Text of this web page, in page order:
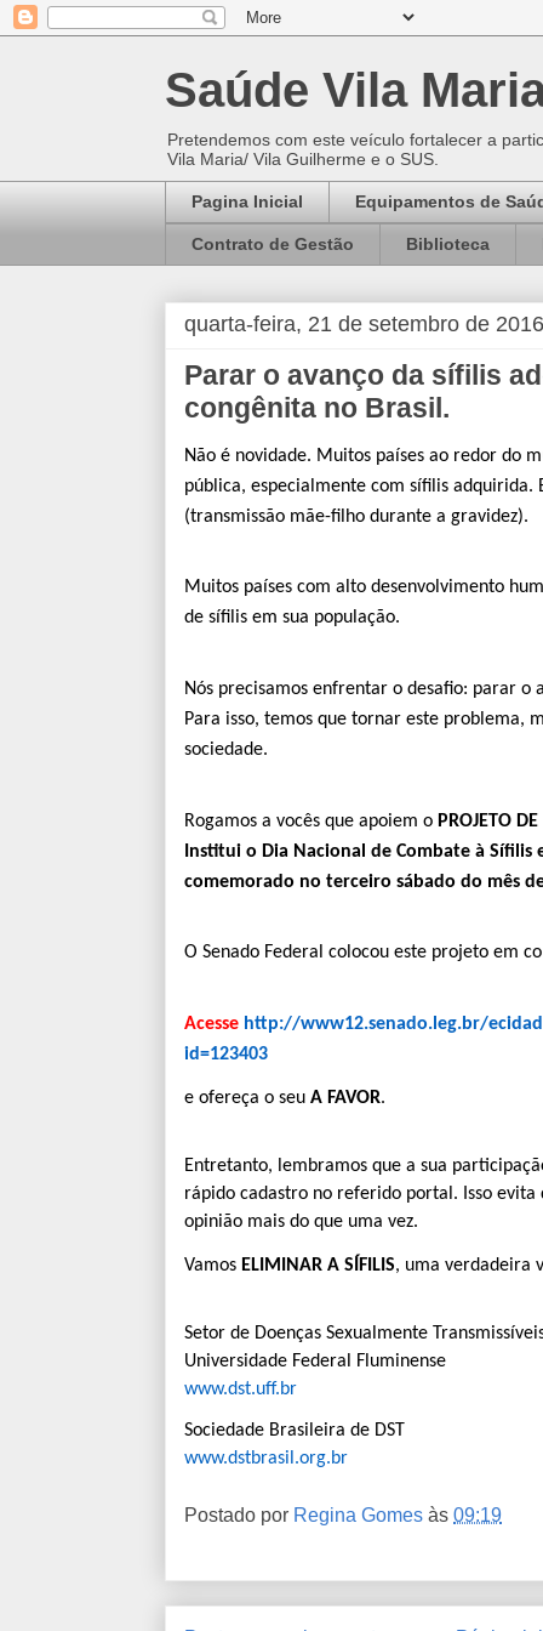
Saúde Vila
Pretendemos com este veículo fortalecer a
Vila Maria/ Vila Guilherme e o SUS.
Pagina Inicial Equipamentos de
Contrato de Gestão Biblioteca
quarta-feira, 21 de setembro de 2016
Parar o avanço da sífilis
congênita no Brasil.
Não é novidade. Muitos países ao redor do
pública, especialmente com sífilis adquirida.
(transmissão mãe-filho durante a gravidez).
Muitos países com alto desenvolvimento
de sífilis em sua população.
Nós precisamos enfrentar o desafio: parar o
Para isso, temos que tornar este problema,
sociedade.
Rogamos a vocês que apoiem o PROJETO
Institui o Dia Nacional de Combate à Sífilis
comemorado no terceiro sábado do mês
O Senado Federal colocou este projeto em
Acesse http://www12.senado.leg.br/
id=123403
e ofereça o seu A FAVOR.
Entretanto, lembramos que a sua
rápido cadastro no referido portal. Isso evita
opinião mais do que uma vez.
Vamos ELIMINAR A SÍFILIS, uma verdadeira
Setor de Doenças Sexualmente
Universidade Federal Fluminense
www.dst.uff.br
Sociedade Brasileira de DST
www.dstbrasil.org.br
Postado por Regina Gomes às 09:19